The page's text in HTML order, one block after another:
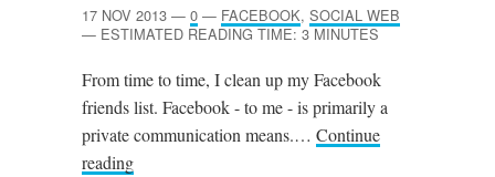
17 NOV 2013 — 0 — FACEBOOK, SOCIAL WEB
— ESTIMATED READING TIME: 3 MINUTES
From time to time, I clean up my Facebook
friends list. Facebook - to me - is primarily a
private communication means.… Continue
reading